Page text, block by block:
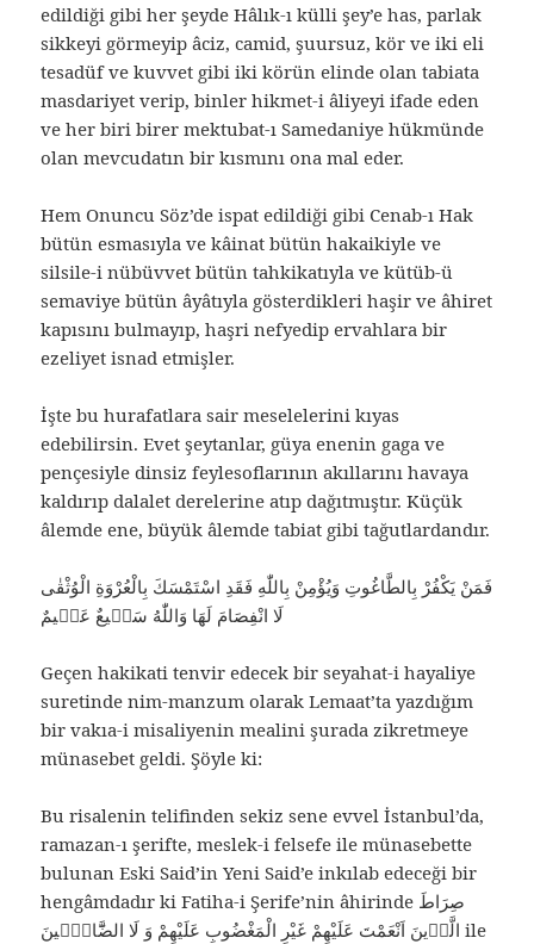
edildiği gibi her şeyde Hâlık-ı külli şey’e has, parlak
sikkeyi görmeyip âciz, camid, şuursuz, kör ve iki eli
tesadüf ve kuvvet gibi iki körün elinde olan tabiata
masdariyet verip, binler hikmet-i âliyeyi ifade eden
ve her biri birer mektubat-ı Samedaniye hükmünde
olan mevcudatın bir kısmını ona mal eder.
Hem Onuncu Söz’de ispat edildiği gibi Cenab-ı Hak
bütün esmasıyla ve kâinat bütün hakaikiyle ve
silsile-i nübüvvet bütün tahkikatıyla ve kütüb-ü
semaviye bütün âyâtıyla gösterdikleri haşir ve âhiret
kapısını bulmayıp, haşri nefyedip ervahlara bir
ezeliyet isnad etmişler.
İşte bu hurafatlara sair meselelerini kıyas
edebilirsin. Evet şeytanlar, güya enenin gaga ve
pençesiyle dinsiz feylesoflarının akıllarını havaya
kaldırıp dalalet derelerine atıp dağıtmıştır. Küçük
âlemde ene, büyük âlemde tabiat gibi tağutlardandır.
فَمَنْ يَكْفُرْ بِالطَّاغُوتِ وَيُؤْمِنْ بِاللّٰهِ فَقَدِ اسْتَمْسَكَ بِالْعُرْوَةِ الْوُثْقٰى
لَا انْفِصَامَ لَهَا وَاللّٰهُ سَمٖيعٌ عَلٖيمٌ
Geçen hakikati tenvir edecek bir seyahat-i hayaliye
suretinde nim-manzum olarak Lemaat’ta yazdığım
bir vakıa-i misaliyenin mealini şurada zikretmeye
münasebet geldi. Şöyle ki:
Bu risalenin telifinden sekiz sene evvel İstanbul’da,
ramazan-ı şerifte, meslek-i felsefe ile münasebette
bulunan Eski Said’in Yeni Said’e inkılab edeceği bir
hengâmdadır ki Fatiha-i Şerife’nin âhirinde صِرَاطَ
الَّذٖينَ اَنْعَمْتَ عَلَيْهِمْ غَيْرِ الْمَغْضُوبِ عَلَيْهِمْ وَ لَا الضَّٓالّٖينَ ile